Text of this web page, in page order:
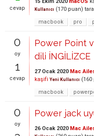
cevap
Kullanıcı (170 puan)
macbook
pro
0
oy
1
cevap
Power Point
dili İNGİLİZCE
27 Ocak 2020 Mac
kaşifi Yeni Kullanıcı (160
macbook
0
oy
Power jack
26 Ocak 2020 Mac